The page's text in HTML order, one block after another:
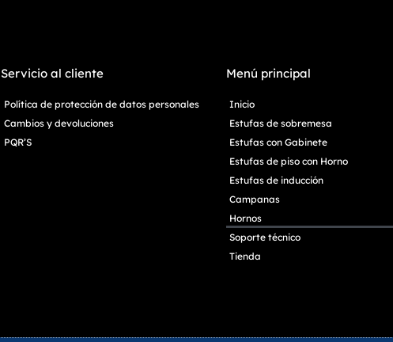
Servicio al cliente
Política de protección de datos personales
Cambios y devoluciones
PQR’S
Menú principal
Inicio
Estufas de sobremesa
Estufas con Gabinete
Estufas de piso con Horno
Estufas de inducción
Campanas
Hornos
Soporte técnico
Tienda